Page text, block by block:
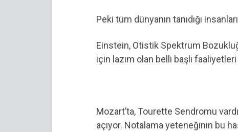
Peki tüm dünyanın tanıdığı
Einstein, Otistik Spektrum
için lazım olan belli başlı
Mozart’ta, Tourette Sendromu
açıyor. Notalama yeteneğinin bu